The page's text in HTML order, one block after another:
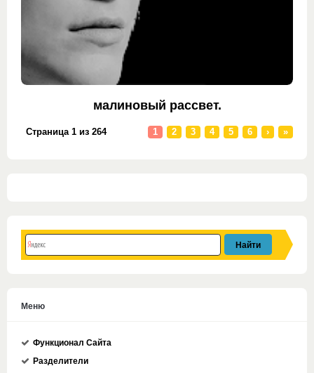
малиновый рассвет.
Страница 1 из 264 1 2 3 4 5 6 › »
Меню
Функционал Сайта
Разделители